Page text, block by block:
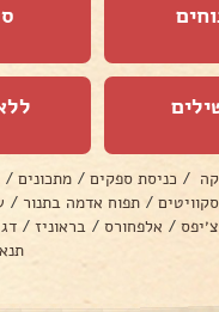
/ כניסת ספקים / מתכונים /
/ תפוח אדמה בתנור /
/ אלפחורס / בראוניז /